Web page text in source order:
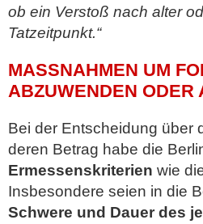
ob ein Verstoß nach alter
Tatzeitpunkt.“
MASSNAHMEN UM
ZUWENDEN ODER
Bei der Entscheidung über
deren Betrag habe die
Ermessenskriterien wie
Insbesondere seien in die
Schwere und Dauer des